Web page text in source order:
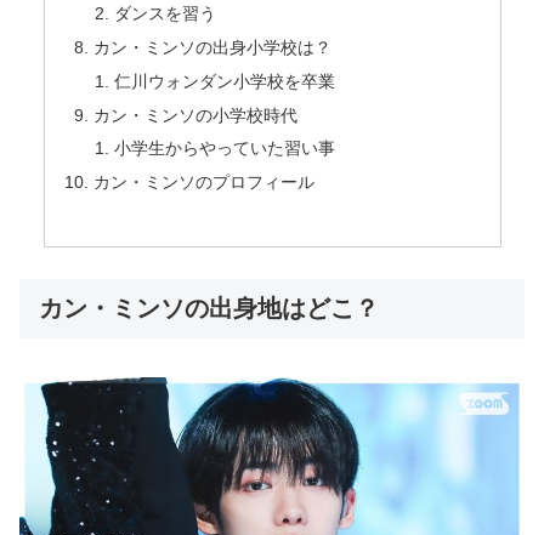
ダンスを習う
カン・ミンソの出身小学校は？
仁川ウォンダン小学校を卒業
カン・ミンソの小学校時代
小学生からやっていた習い事
カン・ミンソのプロフィール
カン・ミンソの出身地はどこ？